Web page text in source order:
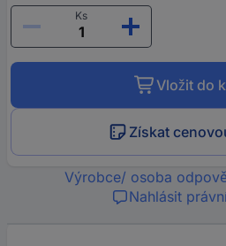
Ks
Vložit do
Získat
Výrobce/ osoba
Nahlásit